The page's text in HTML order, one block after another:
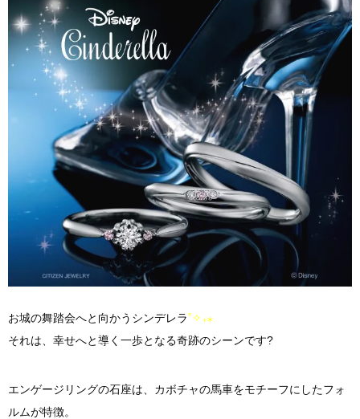
お城の舞踏会へと向かうシンデレラ˚✧₊⁎
それは、幸せへと導く一歩となる奇跡のシーンです?
エンゲージリングの石座は、カボチャの馬車をモチーフにしたフォ
ルムが特徴。